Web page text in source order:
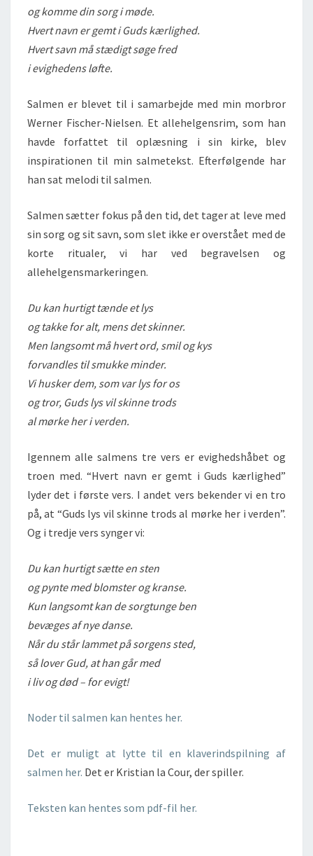
og komme din sorg i møde.
Hvert navn er gemt i Guds kærlighed.
Hvert savn må stædigt søge fred
i evighedens løfte.
Salmen er blevet til i samarbejde med min morbror
Werner Fischer-Nielsen. Et allehelgensrim, som han
havde forfattet til oplæsning i sin kirke, blev
inspirationen til min salmetekst. Efterfølgende har
han sat melodi til salmen.
Salmen sætter fokus på den tid, det tager at leve med
sin sorg og sit savn, som slet ikke er overstået med de
korte ritualer, vi har ved begravelsen og
allehelgensmarkeringen.
Du kan hurtigt tænde et lys
og takke for alt, mens det skinner.
Men langsomt må hvert ord, smil og kys
forvandles til smukke minder.
Vi husker dem, som var lys for os
og tror, Guds lys vil skinne trods
al mørke her i verden.
Igennem alle salmens tre vers er evighedshåbet og
troen med. “Hvert navn er gemt i Guds kærlighed”
lyder det i første vers. I andet vers bekender vi en tro
på, at “Guds lys vil skinne trods al mørke her i verden”.
Og i tredje vers synger vi:
Du kan hurtigt sætte en sten
og pynte med blomster og kranse.
Kun langsomt kan de sorgtunge ben
bevæges af nye danse.
Når du står lammet på sorgens sted,
så lover Gud, at han går med
i liv og død – for evigt!
Noder til salmen kan hentes her.
Det er muligt at lytte til en klaverindspilning af
salmen her. Det er Kristian la Cour, der spiller.
Teksten kan hentes som pdf-fil her.